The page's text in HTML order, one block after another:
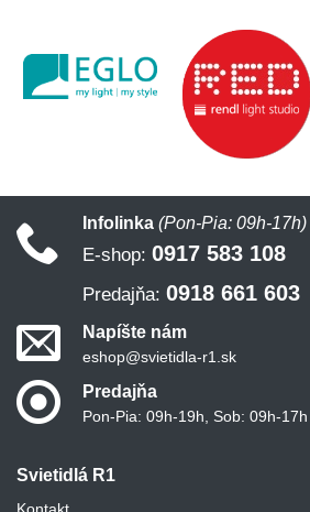
Svietidlá R1
Infolinka (Pon-Pia: 09h-17h)
E-shop: 0917 583 108
Predajňa: 0918 661 603
Napíšte nám
eshop@svietidla-r1.sk
Predajňa
Pon-Pia: 09h-19h, Sob: 09h-17h